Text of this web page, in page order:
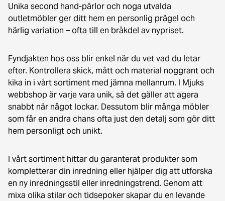
Unika second hand-pärlor och noga utvalda
outletmöbler ger ditt hem en personlig prägel och
härlig variation – ofta till en bråkdel av nypriset.
Fyndjakten hos oss blir enkel när du vet vad du letar
efter. Kontrollera skick, mått och material noggrant och
kika in i vårt sortiment med jämna mellanrum. I Mjuks
webbshop är varje vara unik, så det gäller att agera
snabbt när något lockar. Dessutom blir många möbler
som får en andra chans ofta just den detalj som gör ditt
hem personligt och unikt.
I vårt sortiment hittar du garanterat produkter som
kompletterar din inredning eller hjälper dig att utforska
en ny inredningsstil eller inredningstrend. Genom att
mixa olika stilar och tidsepoker skapar du en levande